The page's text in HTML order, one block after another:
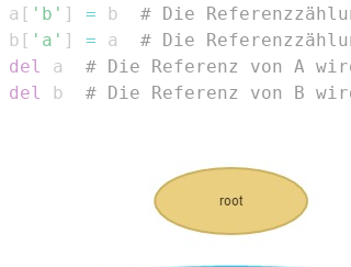
a [ 'b' ] = b # Die
b [ 'a' ] = a # Die
del
a # Die Referenz von A
del
b # Die Referenz von B